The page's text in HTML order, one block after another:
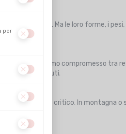
o in nylon). Ma le loro forme, i
cm), ed un ottimo compromesso tra
agli urti ripetuti.
è un fattore critico. In montagna o